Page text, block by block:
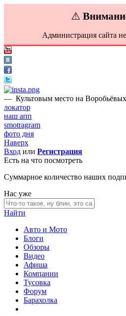
⚠️
Администрация сайта
— Культовым место на
локатор
наш апп
smotragram
фото дня
Наверх
Вход или Регистрация
Есть на что посмотреть
Суммарное количество наших
Нас уже
Найти
Авто и Мото
Блоги
Обзоры
Видео
Афиша
Компании
Тусовка
Форум
Барахолка